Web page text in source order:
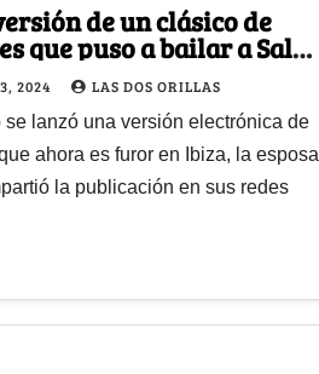
de un clásico de
que puso a bailar a Salma
del verano
2024 LAS DOS ORILLAS
se lanzó una versión electrónica de
ahora es furor en Ibiza, la esposa
la publicación en sus redes